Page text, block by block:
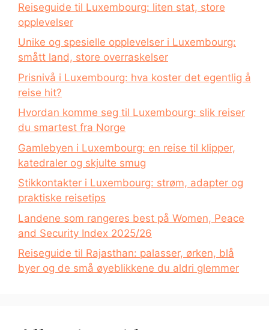
Reiseguide til Luxembourg: liten stat, store
opplevelser
Unike og spesielle opplevelser i Luxembourg:
smått land, store overraskelser
Prisnivå i Luxembourg: hva koster det egentlig å
reise hit?
Hvordan komme seg til Luxembourg: slik reiser
du smartest fra Norge
Gamlebyen i Luxembourg: en reise til klipper,
katedraler og skjulte smug
Stikkontakter i Luxembourg: strøm, adapter og
praktiske reisetips
Landene som rangeres best på Women, Peace
and Security Index 2025/26
Reiseguide til Rajasthan: palasser, ørken, blå
byer og de små øyeblikkene du aldri glemmer